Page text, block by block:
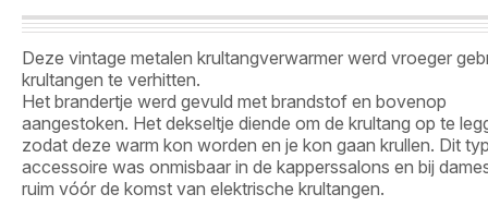
Deze vintage metalen krultangverwarmer werd vroeger
krultangen te verhitten.
Het brandertje werd gevuld met brandstof en bovenop
aangestoken. Het dekseltje diende om de krultang op te
zodat deze warm kon worden en je kon gaan krullen. Dit
accessoire was onmisbaar in de kapperssalons en bij
ruim vóór de komst van elektrische krultangen.